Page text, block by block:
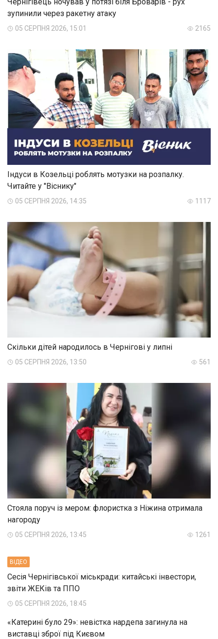
зупинили через ракетну атаку
05 СЕРПНЯ 2026, 15:01 2165
Індуси в Козельці роблять мотузки на розпалку.
Читайте у "Віснику"
05 СЕРПНЯ 2026, 14:35 1117
Скільки дітей народилось в Чернігові у липні
05 СЕРПНЯ 2026, 13:50 561
Стояла поруч із мером: флористка з Ніжина отримала
нагороду
05 СЕРПНЯ 2026, 13:45 1261
ВIДЕО
Сесія Чернігівської міськради: китайські інвестори,
звіти ЖЕКів та ППО
05 СЕРПНЯ 2026, 18:45
«Катерині було 29»: невістка нардепа загинула на
виставці зброї під Києвом